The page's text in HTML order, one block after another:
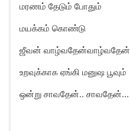
மரணம் தேடும் போதும்
மயக்கம் கொண்டு
ஜீவன் வாழ்வதேன்வாழ்வதேன்
உறவுக்காக ஏங்கி மனுஷ பூவும்
ஒன்று சாவதேன்.. சாவதேன்…